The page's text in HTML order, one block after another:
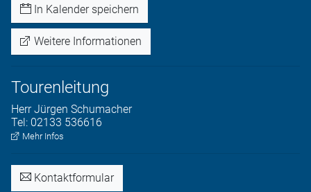
In Kalender speichern
Weitere Informationen
Tourenleitung
Herr Jürgen Schumacher
Tel: 02133 536616
Mehr Infos
Kontaktformular